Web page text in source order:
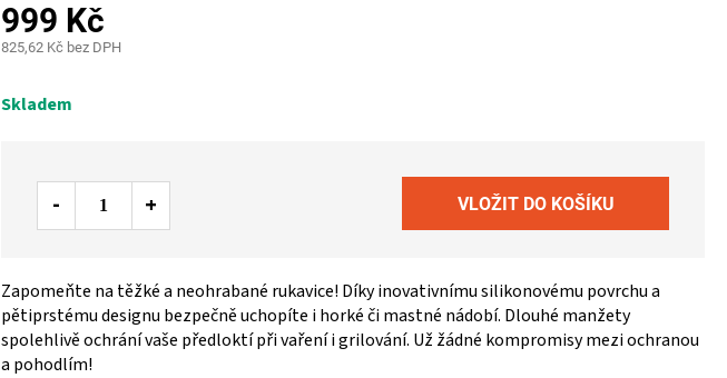
999 Kč
825,62 Kč bez DPH
cena:
Skladem
Zapomeňte na těžké a neohrabané rukavice! Díky inovativnímu silikonovému povrchu a
pětiprstému designu bezpečně uchopíte i horké či mastné nádobí. Dlouhé manžety
spolehlivě ochrání vaše předloktí při vaření i grilování. Už žádné kompromisy mezi ochranou
a pohodlím!